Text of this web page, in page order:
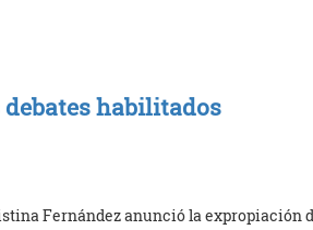
habilitados
Fernández anunció la expropiación